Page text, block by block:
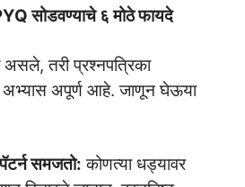
PYQ सोडवण्याचे ६ मोठे फायदे
असले, तरी प्रश्नपत्रिका
अभ्यास अपूर्ण आहे. जाणून घेऊया
समजतो: कोणत्या धड्यावर